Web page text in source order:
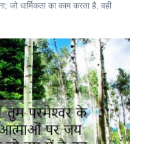
जो धार्मिकता का काम करता है, वही